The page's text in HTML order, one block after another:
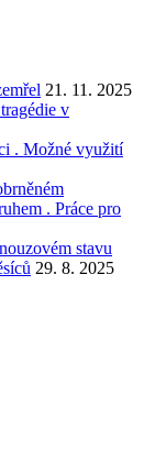
21. 11. 2025
v
. Možné využití
. Práce pro
stavu
29. 8. 2025